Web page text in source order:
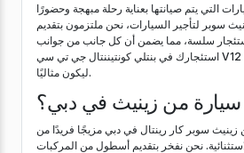
التي يتم صيانتها بعناية رحلة مبهجة وحضورًا
سوبر لتأجير السيارات، نحن ملتزمون بتقديم
سلسة، مما يضمن أن كل جانب من جوانب
استئجارك في بنتلي كونتيننتال جي تي سي V12 (أبيض) مصمم خصيصًا
ليكون مثاليًا.
سيارة من زينيث في دبي؟
زينيث سوبر كار رينتال في دبي مزيجًا فريدًا من
نحن نفخر بتقديم أسطول من المركبات